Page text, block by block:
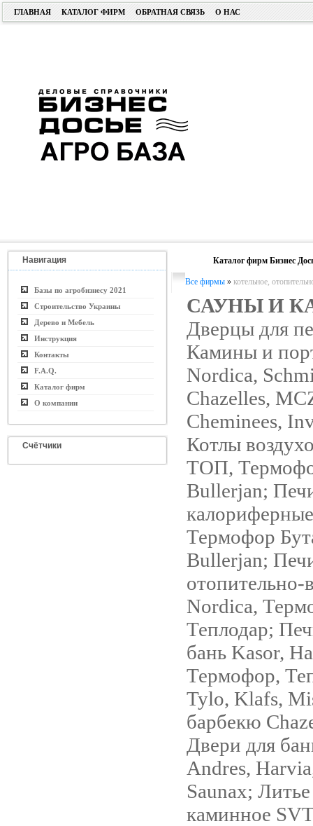
ГЛАВНАЯ КАТАЛОГ ФИРМ ОБРАТНАЯ СВЯЗЬ О НАС
Навигация
Базы по агробизнесу 2021
Строительство Украины
Дерево и Мебель
Инструкция
Контакты
F.A.Q.
Каталог фирм
О компании
Счётчики
Каталог фирм Бизнес
Все фирмы » котельное,
САУНЫ И
Дверцы для
Камины и
Nordica,
Chazelles,
Cheminees,
Котлы
ТОП,
Bullerjan;
Термофор
Bullerjan;
отопительно-
Nordica,
Теплодар;
бань Kasor,
Термофор,
Tylo, Klafs,
барбекю
Двери для
Andres,
Saunax;
каминное